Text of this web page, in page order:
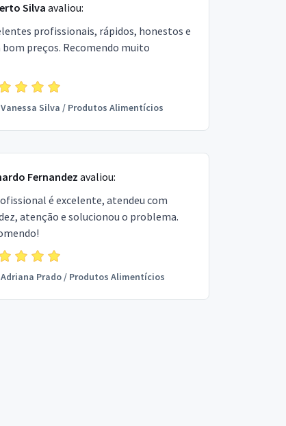
Silva avaliou:
profissionais, rápidos, honestos e
bom preços. Recomendo muito
Vanessa Silva / Produtos Alimentícios
Fernandez avaliou:
é excelente, atendeu com
atenção e solucionou o problema.
Adriana Prado/ Produtos Alimentícios